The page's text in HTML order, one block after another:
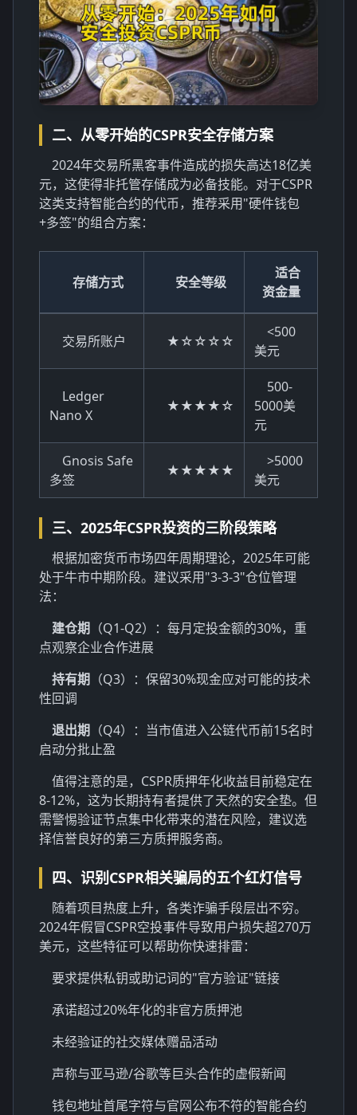
二、从零开始的CSPR安全存储方案
2024年交易所黑客事件造成的损失高达18亿美
元，这使得非托管存储成为必备技能。对于CSPR
这类支持智能合约的代币，推荐采用"硬件钱包
+多签"的组合方案：
存储方式 安全等级
适合
资金量
交易所账户 ★☆☆☆☆
<500
美元
Ledger
Nano X
★★★★☆
500-
5000美
元
Gnosis Safe
多签
★★★★★
>5000
美元
三、2025年CSPR投资的三阶段策略
根据加密货币市场四年周期理论，2025年可能
处于牛市中期阶段。建议采用"3-3-3"仓位管理
法：
建仓期 （Q1-Q2）：每月定投金额的30%，重
点观察企业合作进展
持有期 （Q3）：保留30%现金应对可能的技术
性回调
退出期 （Q4）：当市值进入公链代币前15名时
启动分批止盈
值得注意的是，CSPR质押年化收益目前稳定在
8-12%，这为长期持有者提供了天然的安全垫。但
需警惕验证节点集中化带来的潜在风险，建议选
择信誉良好的第三方质押服务商。
四、识别CSPR相关骗局的五个红灯信号
随着项目热度上升，各类诈骗手段层出不穷。
2024年假冒CSPR空投事件导致用户损失超270万
美元，这些特征可以帮助你快速排雷：
要求提供私钥或助记词的"官方验证"链接
承诺超过20%年化的非官方质押池
未经验证的社交媒体赠品活动
声称与亚马逊/谷歌等巨头合作的虚假新闻
钱包地址首尾字符与官网公布不符的智能合约